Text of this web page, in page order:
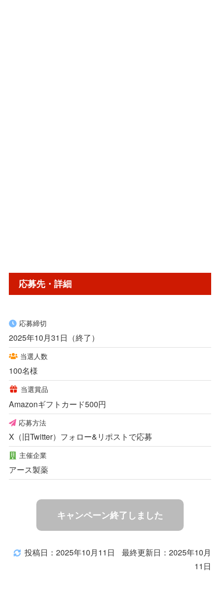
応募先・詳細
応募締切
2025年10月31日（終了）
当選人数
100名様
当選賞品
Amazonギフトカード500円
応募方法
X（旧Twitter）フォロー&リポストで応募
主催企業
アース製薬
キャンペーン終了しました
投稿日：2025年10月11日
最終更新日：2025年10月
11日